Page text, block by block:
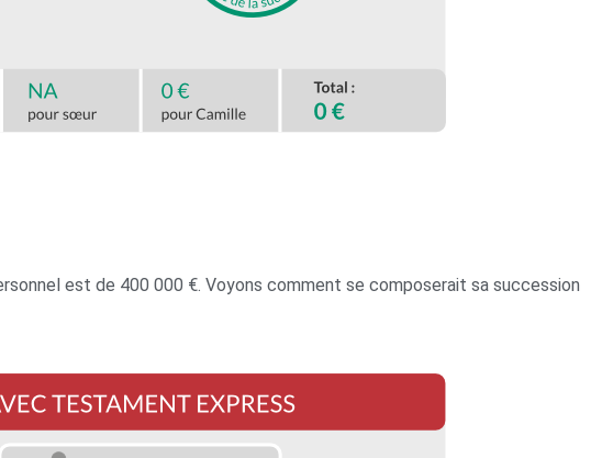
est de 400 000 €. Voyons comment se composerait sa succession